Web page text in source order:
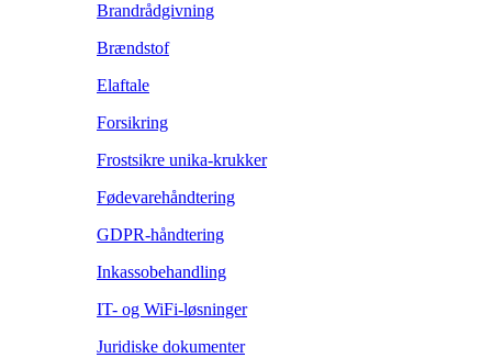
Brandrådgivning
Brændstof
Elaftale
Forsikring
Frostsikre unika-krukker
Fødevarehåndtering
GDPR-håndtering
Inkassobehandling
IT- og WiFi-løsninger
Juridiske dokumenter